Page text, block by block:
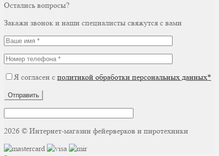
Остались вопросы?
Закажи звонок и наши специалисты свяжутся с вами
Я согласен с политикой обработки персональных данных*
Отправить
2026 © Интернет-магазин фейерверков и пиротехники